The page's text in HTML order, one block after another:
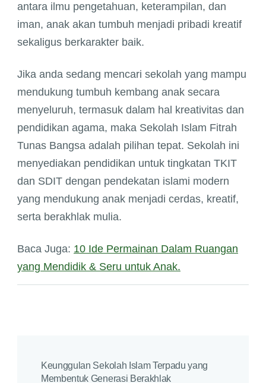
antara ilmu pengetahuan, keterampilan, dan
iman, anak akan tumbuh menjadi pribadi kreatif
sekaligus berkarakter baik.
Jika anda sedang mencari sekolah yang mampu
mendukung tumbuh kembang anak secara
menyeluruh, termasuk dalam hal kreativitas dan
pendidikan agama, maka Sekolah Islam Fitrah
Tunas Bangsa adalah pilihan tepat. Sekolah ini
menyediakan pendidikan untuk tingkatan TKIT
dan SDIT dengan pendekatan islami modern
yang mendukung anak menjadi cerdas, kreatif,
serta berakhlak mulia.
Baca Juga: 10 Ide Permainan Dalam Ruangan
yang Mendidik & Seru untuk Anak.
Keunggulan Sekolah Islam Terpadu yang
Membentuk Generasi Berakhlak